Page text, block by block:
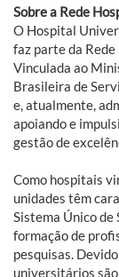
Sobre a Rede
O Hospital
faz parte da
Vinculada ao
Brasileira de
e, atualmente,
apoiando e
gestão de
Como hospitais
unidades têm
Sistema Único de
formação de
pesquisas.
universitários